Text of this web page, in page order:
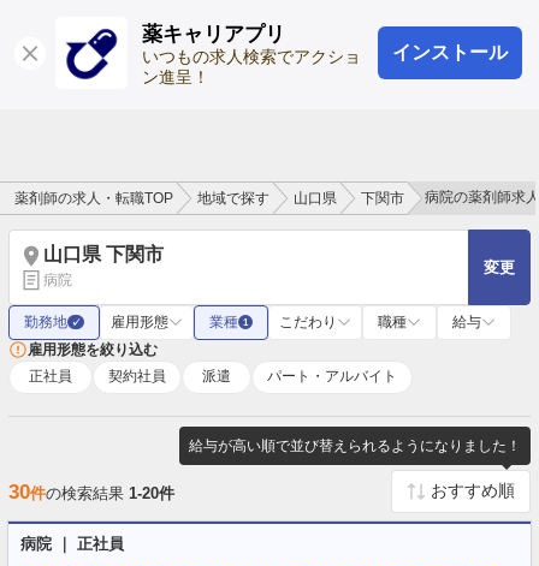
薬キャリアプリ
いつもの求人検索でアクショ
ン進呈！
インストール
ログイン 会員登録
薬剤師の求人・転職TOP 地域で探す 山口県 下関市 病院の薬剤師求
山口県 下関市
病院
変更
勤務地 ✓ 雇用形態 業種 1 こだわり 職種
給与
雇用形態を絞り込む
正社員
契約社員 派遣 パート・アルバイト
給与が高い順で並び替えられるようになりました！
30件の検索結果 1-20件
病院 ｜ 正社員